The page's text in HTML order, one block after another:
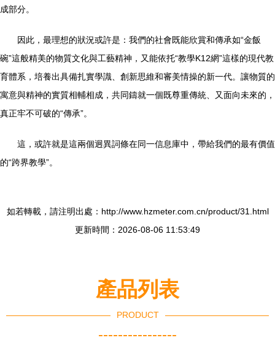
成部分。
因此，最理想的狀況或許是：我們的社會既能欣賞和傳承如“金飯
碗”這般精美的物質文化與工藝精神，又能依托“教學K12網”這樣的現代教
育體系，培養出具備扎實學識、創新思維和審美情操的新一代。讓物質的
寓意與精神的實質相輔相成，共同鑄就一個既尊重傳統、又面向未來的，
真正牢不可破的“傳承”。
這，或許就是這兩個迥異詞條在同一信息庫中，帶給我們的最有價值
的“跨界教學”。
如若轉載，請注明出處：http://www.hzmeter.com.cn/product/31.html
更新時間：2026-08-06 11:53:49
產品列表
PRODUCT
----------------